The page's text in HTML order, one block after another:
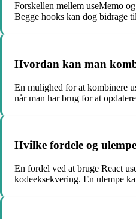
Forskellen mellem useMemo
Begge hooks kan dog bidrage
Hvordan kan man
En mulighed for at kombinere
når man har brug for at
Hvilke fordele og
En fordel ved at bruge React
kodeeksekvering. En ulempe